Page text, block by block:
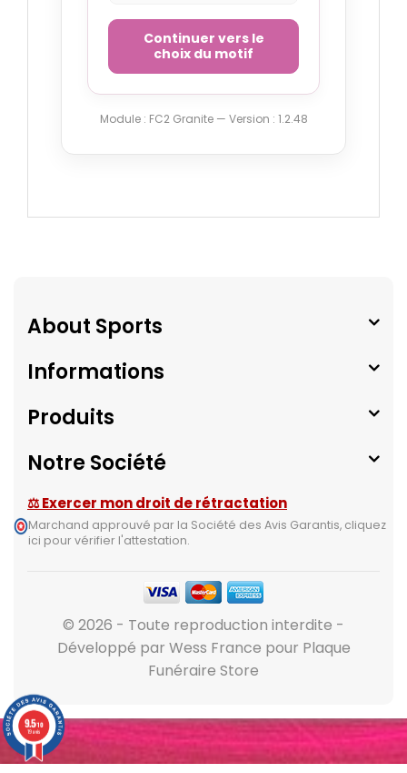
Continuer vers le
choix du motif
Module : FC2 Granite — Version : 1.2.48
About Sports
Informations
Produits
Notre Société
⚖ Exercer mon droit de rétractation
Marchand approuvé par la Société des Avis Garantis, cliquez
ici pour vérifier l'attestation.
© 2026 - Toute reproduction interdite -
Développé par Wess France pour Plaque
Funéraire Store
9.5/10
19 avis